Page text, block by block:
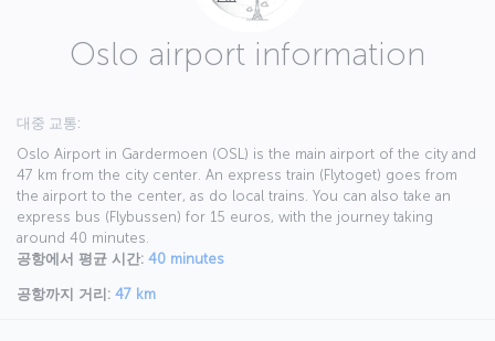
Oslo airport information
대중 교통:
Oslo Airport in Gardermoen (OSL) is the main airport of the city and
47 km from the city center. An express train (Flytoget) goes from
the airport to the center, as do local trains. You can also take an
express bus (Flybussen) for 15 euros, with the journey taking
around 40 minutes.
공항에서 평균 시간: 40 minutes
공항까지 거리: 47 km